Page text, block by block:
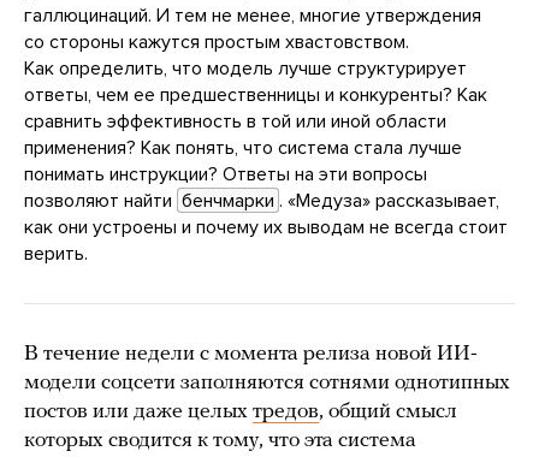
галлюцинаций. И тем не менее, многие утверждения
со стороны кажутся простым хвастовством.
Как определить, что модель лучше структурирует
ответы, чем ее предшественницы и конкуренты? Как
сравнить эффективность в той или иной области
применения? Как понять, что система стала лучше
понимать инструкции? Ответы на эти вопросы
позволяют найти бенчмарки . «Медуза» рассказывает,
как они устроены и почему их выводам не всегда стоит
верить.
В течение недели с момента релиза новой ИИ-
модели соцсети заполняются сотнями однотипных
постов или даже целых тредов, общий смысл
которых сводится к тому, что эта система